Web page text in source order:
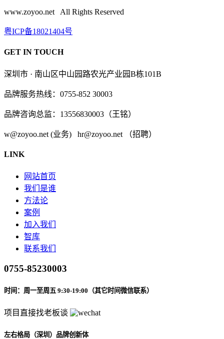
www.zoyoo.net All Rights Reserved
粤ICP备18021404号
GET IN TOUCH
深圳市 · 南山区中山园路农光产业园B栋101B
品牌服务热线：0755-852 30003
品牌咨询总监：13556830003（王铭）
w@zoyoo.net (业务) hr@zoyoo.net （招聘）
LINK
网站首页
我们是谁
方法论
案例
加入我们
智库
联系我们
0755-85230003
时间：周一至周五 9:30-19:00（其它时间微信联系）
项目直接找老板谈
左右格局（深圳）品牌创新体